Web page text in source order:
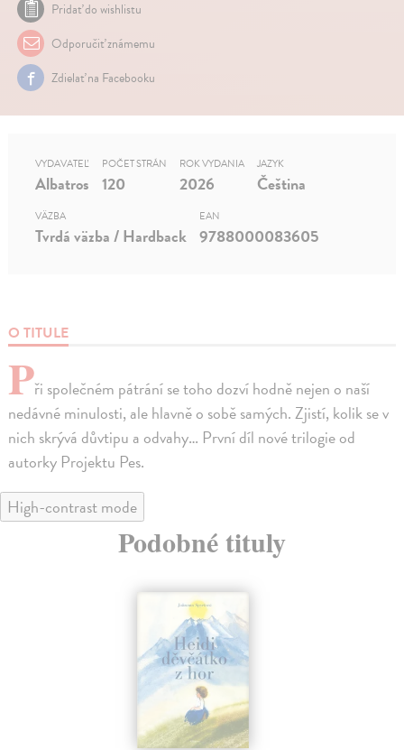
Pridať do wishlistu
Odporučiť známemu
Zdielať na Facebooku
O TITULE
Při společném pátrání se toho dozví hodně nejen o naší
nedávné minulosti, ale hlavně o sobě samých. Zjistí, kolik se v
nich skrývá důvtipu a odvahy… První díl nové trilogie od
autorky Projektu Pes.
VYDAVATEĽ
Albatros
POČET STRÁN
120
ROK VYDANIA
2026
JAZYK
Čeština
VÄZBA
Tvrdá väzba / Hardback
EAN
9788000083605
High-contrast mode
Podobné tituly